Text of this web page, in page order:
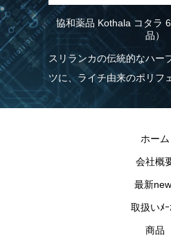
協和薬品 Kothala コタラ
品）
スリランカの伝統的なハー
ツに、ライチ由来のポリフ
ル）を配合！食生活の乱れ
ホーム
会社概
最新
取扱いﾒｰ
商品